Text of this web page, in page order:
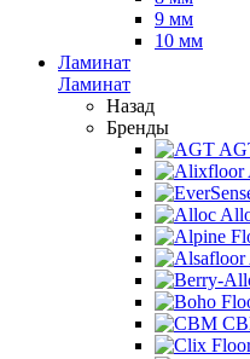
9 мм
10 мм
Ламинат
Ламинат
Назад
Бренды